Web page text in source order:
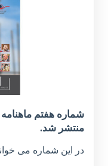
منتشر شد.
در این شماره می